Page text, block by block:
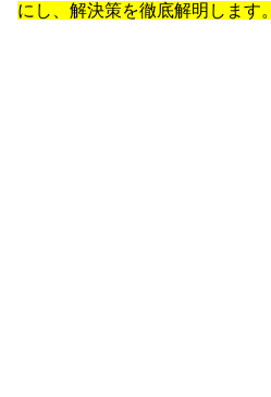
にし、解決策を徹底解明します。